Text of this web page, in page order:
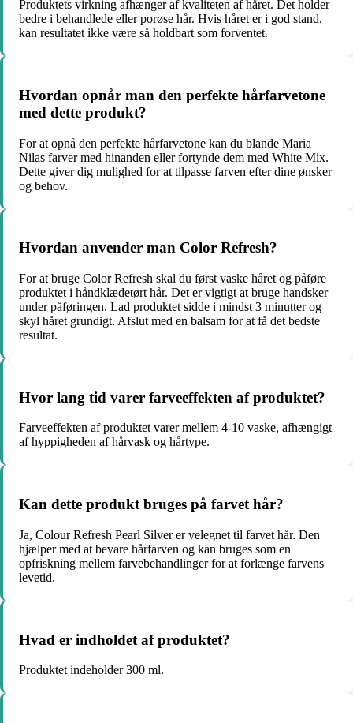
Produktets virkning afhænger af kvaliteten af håret. Det holder
bedre i behandlede eller porøse hår. Hvis håret er i god stand,
kan resultatet ikke være så holdbart som forventet.
Hvordan opnår man den perfekte hårfarvetone
med dette produkt?
For at opnå den perfekte hårfarvetone kan du blande Maria
Nilas farver med hinanden eller fortynde dem med White Mix.
Dette giver dig mulighed for at tilpasse farven efter dine ønsker
og behov.
Hvordan anvender man Color Refresh?
For at bruge Color Refresh skal du først vaske håret og påføre
produktet i håndklædetørt hår. Det er vigtigt at bruge handsker
under påføringen. Lad produktet sidde i mindst 3 minutter og
skyl håret grundigt. Afslut med en balsam for at få det bedste
resultat.
Hvor lang tid varer farveeffekten af produktet?
Farveeffekten af produktet varer mellem 4-10 vaske, afhængigt
af hyppigheden af hårvask og hårtype.
Kan dette produkt bruges på farvet hår?
Ja, Colour Refresh Pearl Silver er velegnet til farvet hår. Den
hjælper med at bevare hårfarven og kan bruges som en
opfriskning mellem farvebehandlinger for at forlænge farvens
levetid.
Hvad er indholdet af produktet?
Produktet indeholder 300 ml.